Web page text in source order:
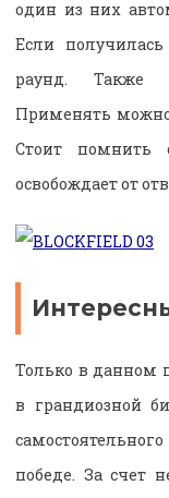
один из них
Если
раунд. Также
Применять
Стоит помнить
освобождает от
Только в данном
в грандиозной
победе. За счет